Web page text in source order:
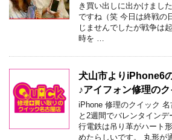
き買い出しに出かけまし
ですね（笑 今日は終戦の
じませんでしたが戦争は
時を …
犬山市よりiPhone6
♪アイフォン修理の
iPhone 修理のクイック
と2週間でバレンタイン
行電鉄は吊り革がハート
めたらしいです。 丸形が